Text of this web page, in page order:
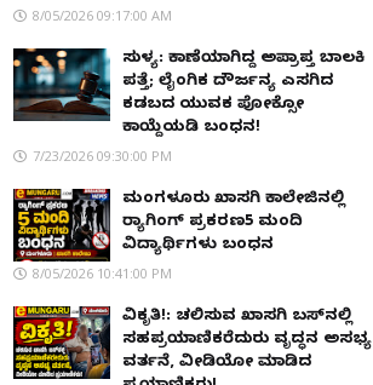
8/05/2026 09:17:00 AM
ಸುಳ್ಯ: ಕಾಣೆಯಾಗಿದ್ದ ಅಪ್ರಾಪ್ತ ಬಾಲಕಿ
ಪತ್ತೆ; ಲೈಂಗಿಕ ದೌರ್ಜನ್ಯ ಎಸಗಿದ
ಕಡಬದ ಯುವಕ ಪೋಕ್ಸೋ
ಕಾಯ್ದೆಯಡಿ ಬಂಧನ!
7/23/2026 09:30:00 PM
ಮಂಗಳೂರು ಖಾಸಗಿ ಕಾಲೇಜಿನಲ್ಲಿ
ರ‌್ಯಾಗಿಂಗ್ ಪ್ರಕರಣ5 ಮಂದಿ
ವಿದ್ಯಾರ್ಥಿಗಳು ಬಂಧನ
8/05/2026 10:41:00 PM
ವಿಕೃತಿ!: ಚಲಿಸುವ ಖಾಸಗಿ ಬಸ್‌ನಲ್ಲಿ
ಸಹಪ್ರಯಾಣಿಕರೆದುರು ವೃದ್ಧನ ಅಸಭ್ಯ
ವರ್ತನೆ, ವೀಡಿಯೋ ಮಾಡಿದ